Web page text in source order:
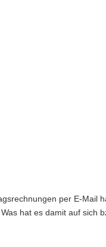
per E-Mail
hat es damit auf sich